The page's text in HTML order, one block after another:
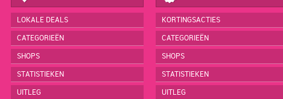
LOKALE DEALS
CATEGORIEËN
SHOPS
STATISTIEKEN
UITLEG
KORTINGSACTIES
CATEGORIEËN
SHOPS
STATISTIEKEN
UITLEG